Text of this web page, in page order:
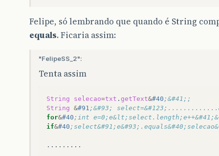
Felipe, só lembrando que quando é String
equals. Ficaria assim:
"FelipeSS_2":
Tenta assim
String selecao=txt . getText&#40 ;&#41;;
String &#91 ;&#93;
for&#40 ;int
if&#40